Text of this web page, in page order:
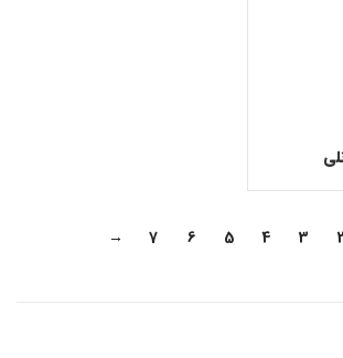
2
3
4
5
6
7
→